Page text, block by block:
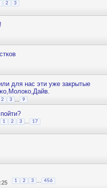
2 3
для нас эти уже закрытые
2 3 9
1 2 3 17
1 2 3 456